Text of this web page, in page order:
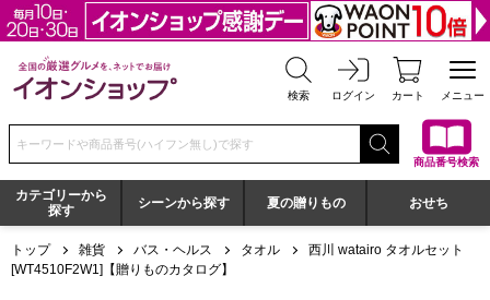
全国の厳選グルメを、ネットでお届け イオンショップ
検索 ログイン カート メニュー
検索キーワードまたは商品番号を入力してください
商品番号検索
カテゴリーから
探す
シーンから探す 夏の贈りもの おせち
トップ 雑貨 バス・ヘルス タオル
西川 watairo タオルセット
[WT4510F2W1]【贈りものカタログ】